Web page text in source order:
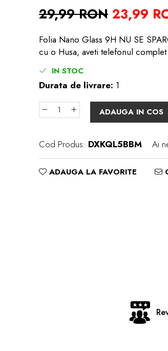
29,99 RON 23,99
Folia Nano Glass 9H NU SE
cu o Husa, aveti telefonul
IN STOC
Durata de livrare: 1
ADAUGA IN COS
Cod Produs: DXKQL5BBM Ai
ADAUGA LA FAVORITE